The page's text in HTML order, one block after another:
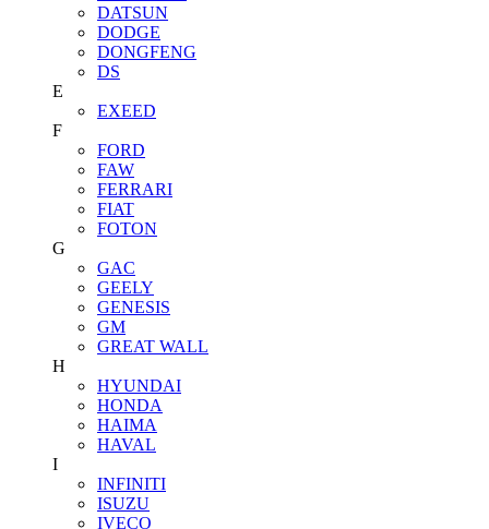
DATSUN
DODGE
DONGFENG
DS
E
EXEED
F
FORD
FAW
FERRARI
FIAT
FOTON
G
GAC
GEELY
GENESIS
GM
GREAT WALL
H
HYUNDAI
HONDA
HAIMA
HAVAL
I
INFINITI
ISUZU
IVECO